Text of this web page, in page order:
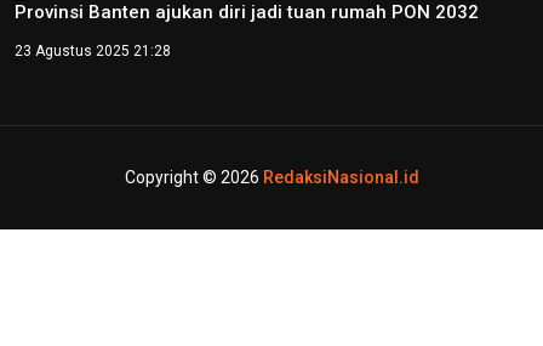
Provinsi Banten ajukan diri jadi tuan rumah PON 2032
23 Agustus 2025 21:28
Copyright © 2026 RedaksiNasional.id